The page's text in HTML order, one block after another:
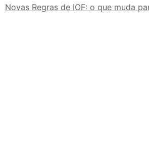
Novas Regras de IOF: o que muda